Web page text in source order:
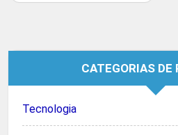
original atual
CATEGORIAS DE
Tecnologia